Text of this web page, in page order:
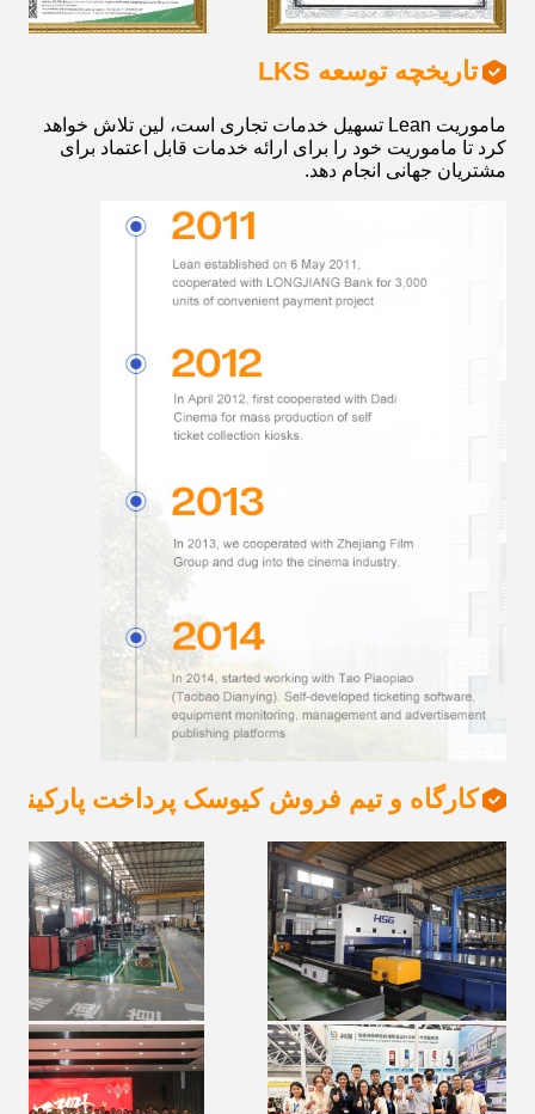
تاریخچه توسعه LKS
ماموریت Lean تسهیل خدمات تجاری است، لین تلاش خواهد
کرد تا ماموریت خود را برای ارائه خدمات قابل اعتماد برای
مشتریان جهانی انجام دهد.
کارگاه و تیم فروش کیوسک پرداخت پارکینگ